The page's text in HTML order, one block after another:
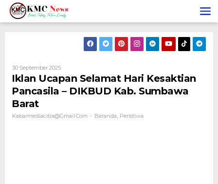
Lewati
konten
30 September 2025Oleh
Kabarmediacitra@gmail.com
Iklan Ucapan Selamat Hari Kesaktian
Pancasila – DIKBUD Kab. Sumbawa
Barat
Kabarmediacitra@gmail.com - Beranda Peristiwa